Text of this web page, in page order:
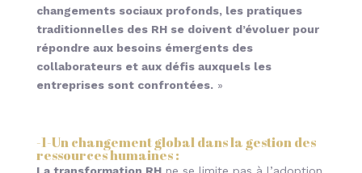
changements sociaux profonds, les pratiques
traditionnelles des RH se doivent d’évoluer pour
répondre aux besoins émergents des
collaborateurs et aux défis auxquels les
entreprises sont confrontées.»
-1-Un changement global dans la gestion des
ressources humaines: